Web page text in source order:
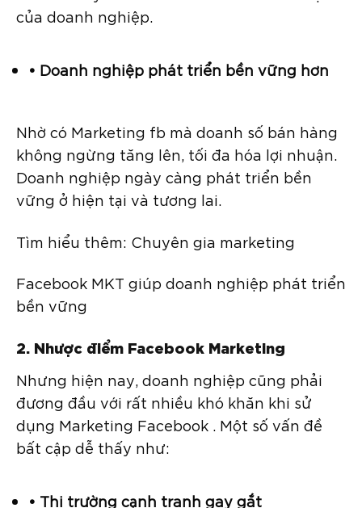
của doanh nghiệp.
• Doanh nghiệp phát triển bền vững hơn
Nhờ có Marketing fb mà doanh số bán hàng
không ngừng tăng lên, tối đa hóa lợi nhuận.
Doanh nghiệp ngày càng phát triển bền
vững ở hiện tại và tương lai.
Tìm hiểu thêm: Chuyên gia marketing
Facebook MKT giúp doanh nghiệp phát triển
bền vững
2. Nhược điểm Facebook Marketing
Nhưng hiện nay, doanh nghiệp cũng phải
đương đầu với rất nhiều khó khăn khi sử
dụng Marketing Facebook . Một số vấn đề
bất cập dễ thấy như:
• Thị trường cạnh tranh gay gắt